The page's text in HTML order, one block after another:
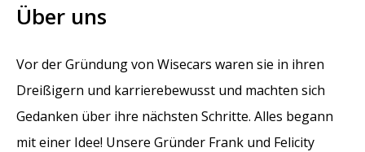
Über uns
Vor der Gründung von Wisecars waren sie in ihren
Dreißigern und karrierebewusst und machten sich
Gedanken über ihre nächsten Schritte. Alles begann
mit einer Idee! Unsere Gründer Frank und Felicity